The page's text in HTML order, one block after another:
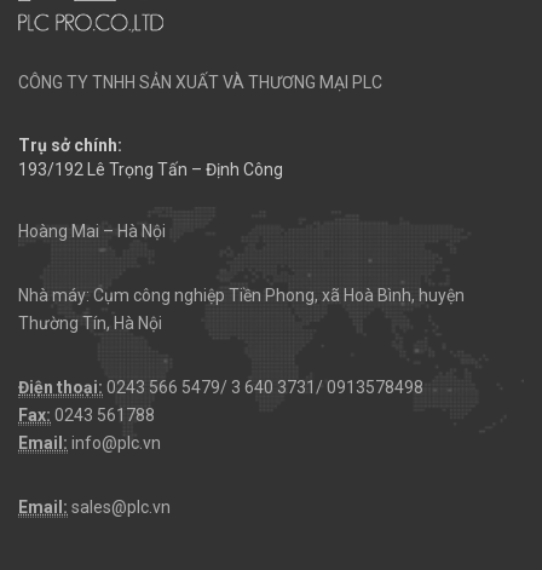
CÔNG TY TNHH SẢN XUẤT VÀ THƯƠNG MẠI PLC
Trụ sở chính:
193/192 Lê Trọng Tấn – Định Công
Hoàng Mai – Hà Nội
Nhà máy: Cụm công nghiệp Tiền Phong, xã Hoà Bình, huyện
Thường Tín, Hà Nội
Điện thoại: 0243 566 5479/ 3 640 3731/ 0913578498
Fax: 0243 561788
Email: info@plc.vn
Email: sales@plc.vn